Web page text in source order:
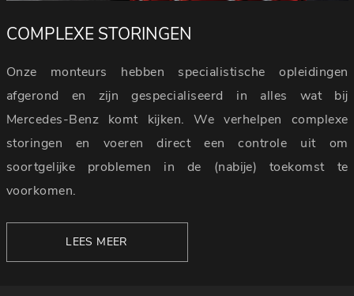
COMPLEXE STORINGEN
Onze monteurs hebben specialistische opleidingen
afgerond en zijn gespecialiseerd in alles wat bij
Mercedes-Benz komt kijken. We verhelpen complexe
storingen en voeren direct een controle uit om
soortgelijke problemen in de (nabije) toekomst te
voorkomen.
LEES MEER